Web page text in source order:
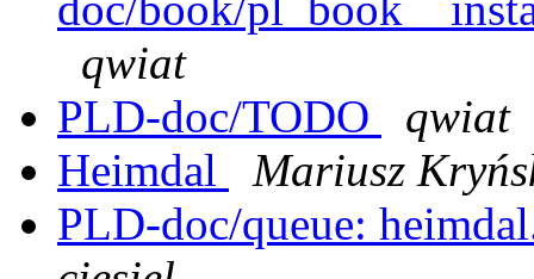
qwiat
PLD-doc/TODO
qwiat
Heimdal
Mariusz
PLD-doc/queue: